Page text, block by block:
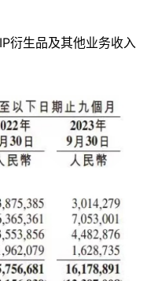
衍生品及其他业务收入